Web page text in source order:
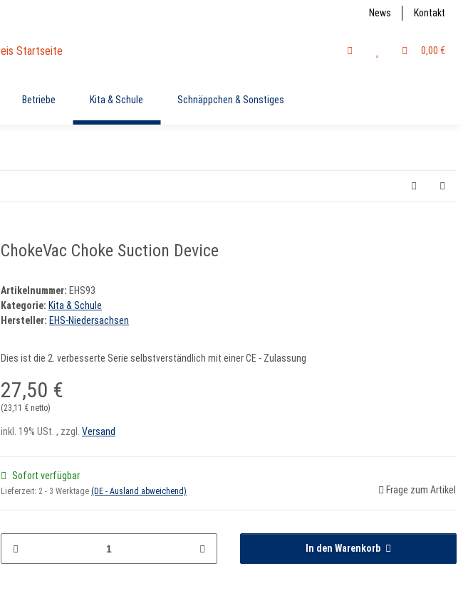
News Kontakt
0,00 €
Betriebe Kita & Schule Schnäppchen & Sonstiges
ChokeVac Choke Suction Device
Artikelnummer: EHS93
Kategorie: Kita & Schule
Hersteller: EHS-Niedersachsen
Dies ist die 2. verbesserte Serie selbstverständlich mit einer CE - Zulassung
27,50 €
(23,11 € netto)
inkl. 19% USt. , zzgl. Versand
Sofort verfügbar
Lieferzeit: 2 - 3 Werktage (DE - Ausland abweichend) Frage zum Artikel
In den Warenkorb